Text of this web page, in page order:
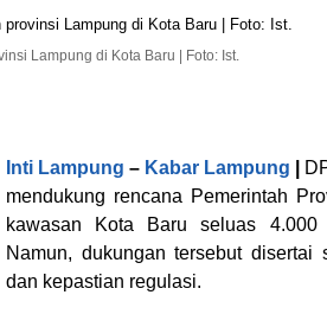
Lampung di Kota Baru | Foto: Ist.
Inti Lampung – Kabar Lampung
mendukung rencana Pemerintah
kawasan Kota Baru seluas 4.000
Namun, dukungan tersebut
dan kepastian regulasi.